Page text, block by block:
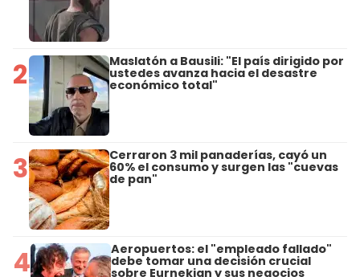
2 Maslatón a Bausili: "El país dirigido por
ustedes avanza hacia el desastre
económico total"
3 Cerraron 3 mil panaderías, cayó un
60% el consumo y surgen las "cuevas
de pan"
4 Aeropuertos: el "empleado fallado"
debe tomar una decisión crucial
sobre Eurnekian y sus negocios